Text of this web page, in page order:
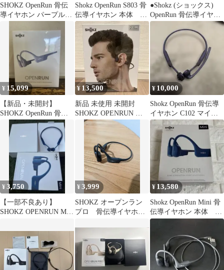
SHOKZ OpenRun 骨伝
導イヤホン パープル
Shokz OpenRun S803 骨
伝導イヤホン 本体 ブ
ルー
●Shokz (ショックス)
OpenRun 骨伝導イヤホ
ン
¥ 15,099
【新品・未開封】
SHOKZ OpenRun 骨伝
導イヤホン S803 パー
プル
¥ 13,500
新品 未使用 未開封
SHOKZ OPENRUN 骨
伝導イヤホン ブラック
¥ 10,000
Shokz OpenRun 骨伝導
イヤホン C102 マイク
付 黒（超美品）
¥3,750
【一部不良あり】
SHOKZ OPENRUN Mini
¥3,999
SHOKZ オープンラン
プロ 骨伝導イヤホン
¥ 13,580
Shokz OpenRun Mini 骨
伝導イヤホン 本体 ブ
ルー 青